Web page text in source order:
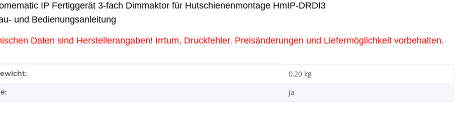
IP Fertiggerät 3-fach Dimmaktor für Hutschienenmontage HmIP-DRDI3
und Bedienungsanleitung
Daten sind Herstellerangaben! Irrtum, Druckfehler, Preisänderungen und Liefermöglichkeit vorbehalten.
0,20 kg
Ja